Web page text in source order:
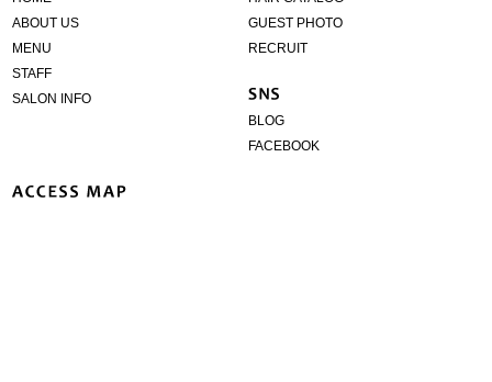
ABOUT US
MENU
STAFF
SALON INFO
GUEST PHOTO
RECRUIT
BLOG
FACEBOOK